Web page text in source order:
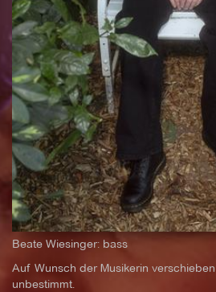
Beate Wiesinger: bass
Auf Wunsch der Musikerin
unbestimmt.